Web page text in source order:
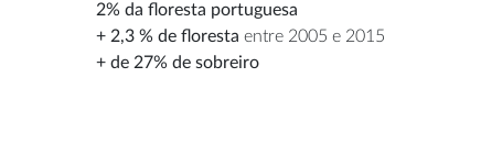
2% da floresta portuguesa
+ 2,3 % de floresta entre 2005 e 2015
+ de 27% de sobreiro